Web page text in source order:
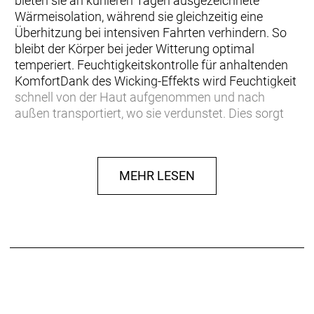
Wärmeisolation, während sie gleichzeitig eine
Überhitzung bei intensiven Fahrten verhindern. So
bleibt der Körper bei jeder Witterung optimal
temperiert. Feuchtigkeitskontrolle für anhaltenden
KomfortDank des Wicking-Effekts wird Feuchtigkeit
schnell von der Haut aufgenommen und nach
außen transportiert, wo sie verdunstet. Dies sorgt
Materialkombination aus einem weichen,
angerauten Polyester auf der Innenseite und einem
robusten, abriebfesten Polyamid auf der Außenseite
MEHR LESEN